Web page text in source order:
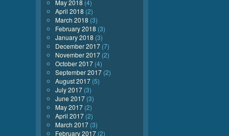
May 2018 (4)
April 2018 (2)
March 2018 (3)
February 2018 (3)
January 2018 (3)
December 2017 (7)
November 2017 (2)
October 2017 (4)
September 2017 (2)
August 2017 (5)
July 2017 (3)
June 2017 (3)
May 2017 (2)
April 2017 (2)
March 2017 (3)
February 2017 (2)